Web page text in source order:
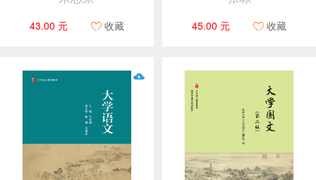
43.00 元 收藏 45.00 元 收藏